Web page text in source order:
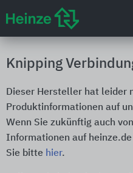
Knipping
Dieser Hersteller hat leider
Produktinformationen auf
Wenn Sie zukünftig auch
Informationen auf
Sie bitte hier.